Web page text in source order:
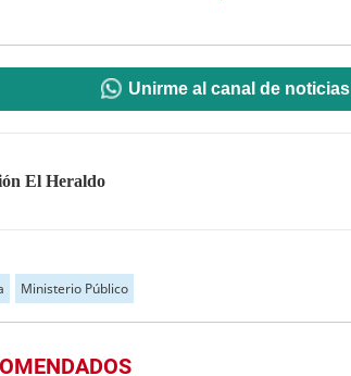
Unirme al canal de noticias
El Heraldo
Ministerio Público